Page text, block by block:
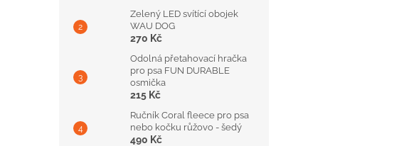
Zelený LED svítící obojek
WAU DOG
270 Kč
Odolná přetahovací hračka
pro psa FUN DURABLE
osmička
215 Kč
Ručník Coral fleece pro psa
nebo kočku růžovo - šedý
490 Kč